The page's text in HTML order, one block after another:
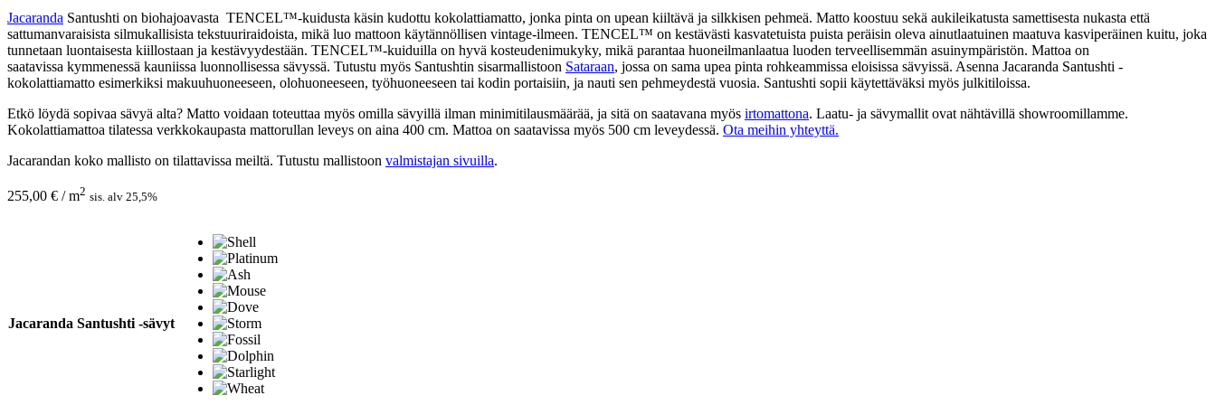
Jacaranda Santushti on biohajoavasta TENCEL™-kuidusta käsin kudottu kokolattiamatto, jonka pinta on upean kiiltävä ja silkkisen pehmeä. Matto koostuu sekä aukileikatusta samettisesta nukasta että
sattumanvaraisista silmukallisista tekstuuriraidoista, mikä luo mattoon käytännöllisen vintage-ilmeen. TENCEL™ on kestävästi kasvatetuista puista peräisin oleva ainutlaatuinen maatuva kasviperäinen kuitu, joka
tunnetaan luontaisesta kiillostaan ja kestävyydestään. TENCEL™-kuiduilla on hyvä kosteudenimukyky, mikä parantaa huoneilmanlaatua luoden terveellisemmän asuinympäristön. Mattoa on
saatavissa kymmenessä kauniissa luonnollisessa sävyssä. Tutustu myös Santushtin sisarmallistoon Sataraan, jossa on sama upea pinta rohkeammissa eloisissa sävyissä. Asenna Jacaranda Santushti -
kokolattiamatto esimerkiksi makuuhuoneeseen, olohuoneeseen, työhuoneeseen tai kodin portaisiin, ja nauti sen pehmeydestä vuosia. Santushti sopii käytettäväksi myös julkitiloissa.
Etkö löydä sopivaa sävyä alta? Matto voidaan toteuttaa myös omilla sävyillä ilman minimitilausmäärää, ja sitä on saatavana myös irtomattona. Laatu- ja sävymallit ovat nähtävillä showroomillamme.
Kokolattiamattoa tilatessa verkkokaupasta mattorullan leveys on aina 400 cm. Mattoa on saatavissa myös 500 cm leveydessä. Ota meihin yhteyttä.
Jacarandan koko mallisto on tilattavissa meiltä. Tutustu mallistoon valmistajan sivuilla.
255,00 € / m2 sis. alv 25,5%
Jacaranda Santushti -sävyt